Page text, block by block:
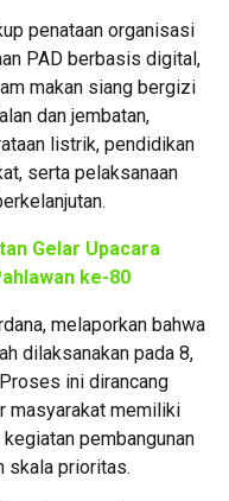
penataan organisasi
PAD berbasis digital,
makan siang bergizi
dan jembatan,
listrik, pendidikan
serta pelaksanaan
Gelar Upacara
ke-80
melaporkan bahwa
dilaksanakan pada 8,
ini dirancang
masyarakat memiliki
pembangunan
skala prioritas.